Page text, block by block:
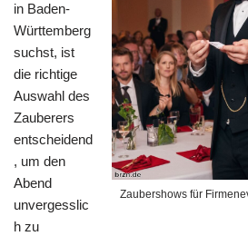
Zaubershows für
in Baden-
Württemberg
suchst, ist
die richtige
Auswahl des
Zauberers
entscheidend
, um den
Abend
unvergesslic
h zu